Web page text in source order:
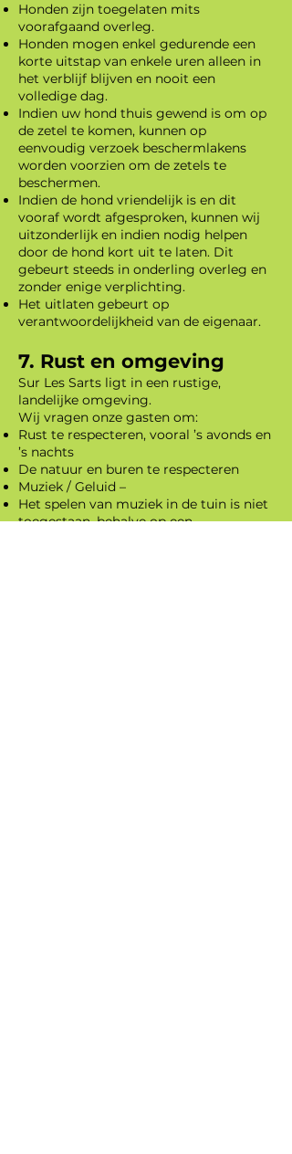
Honden zijn toegelaten mits
voorafgaand overleg.
Honden mogen enkel gedurende een
korte uitstap van enkele uren alleen in
het verblijf blijven en nooit een
volledige dag.
Indien uw hond thuis gewend is om op
de zetel te komen, kunnen op
eenvoudig verzoek beschermlakens
worden voorzien om de zetels te
beschermen.
Indien de hond vriendelijk is en dit
vooraf wordt afgesproken, kunnen wij
uitzonderlijk en indien nodig helpen
door de hond kort uit te laten. Dit
gebeurt steeds in onderling overleg en
zonder enige verplichting.
Het uitlaten gebeurt op
verantwoordelijkheid van de eigenaar.
7. Rust en omgeving
Sur Les Sarts ligt in een rustige,
landelijke omgeving.
Wij vragen onze gasten om:
Rust te respecteren, vooral ’s avonds en
’s nachts
De natuur en buren te respecteren
Muziek / Geluid –
Het spelen van muziek in de tuin is niet
toegestaan, behalve op een